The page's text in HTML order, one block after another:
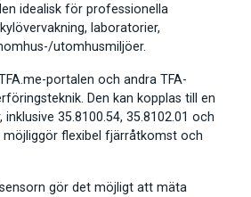
idealisk för professionella
laboratorier,
utomhusmiljöer.
portalen och andra TFA-
Den kan kopplas till en
inklusive 35.8100.54, 35.8102.01 och
möjliggör flexibel fjärråtkomst och
gör det möjligt att mäta